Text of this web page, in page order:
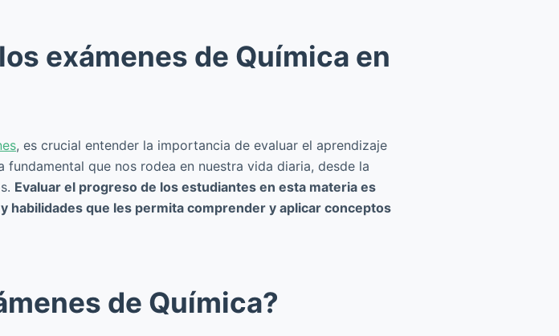
exámenes de Química en
, es crucial entender la importancia de evaluar el aprendizaje
que nos rodea en nuestra vida diaria, desde la
Evaluar el progreso de los estudiantes en esta materia es
habilidades que les permita comprender y aplicar conceptos
de Química?